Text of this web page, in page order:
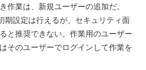
作業は、新規ユーザーの追加だ。
期設定は行えるが、セキュリティ面
と推奨できない。作業用のユーザー
そのユーザーでログインして作業を